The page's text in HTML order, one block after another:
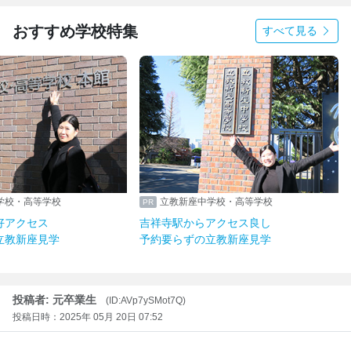
おすすめ学校特集 すべて見る
校・高等学校
アクセス
教新座見学
立教新座中学校・高等学校
吉祥寺駅からアクセス良し
予約要らずの立教新座見学
投稿者: 元卒業生
(ID:AVp7ySMot7Q)
投稿日時：2025年 05月 20日 07:52